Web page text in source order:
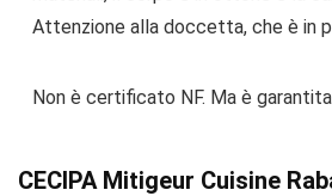
Attenzione alla doccetta, che è in
Non è certificato NF. Ma è
CECIPA Mitigeur Cuisine